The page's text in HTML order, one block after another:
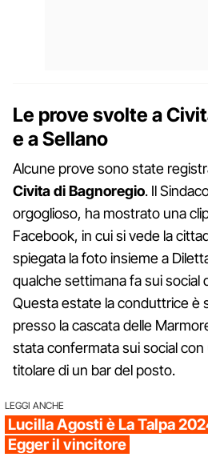
Le prove svolte a
e a Sellano
Alcune prove sono state
Civita di Bagnoregio. Il
orgoglioso, ha mostrato una
Facebook, in cui si vede la
spiegata la foto insieme a
qualche settimana fa sui social
Questa estate la conduttrice è
presso la cascata delle
stata confermata sui social
titolare di un bar del posto.
LEGGI ANCHE
Lucilla Agosti è La Talpa
Egger il vincitore